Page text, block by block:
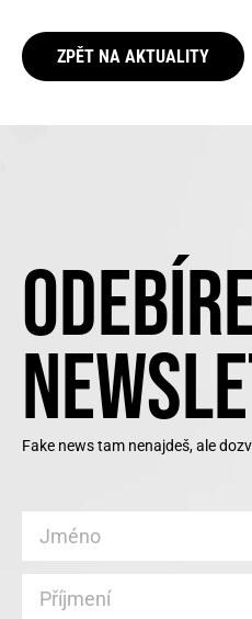
ZPĚT NA AKTUALITY
Fake news tam nenajdeš, ale